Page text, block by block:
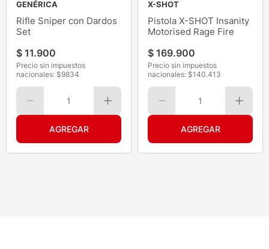
GENÉRICA
Rifle Sniper con Dardos
Set
$ 11.900
Precio sin impuestos
nacionales: $9834
1
X-SHOT
Pistola X-SHOT Insanity
Motorised Rage Fire
$ 169.900
Precio sin impuestos
nacionales: $140.413
1